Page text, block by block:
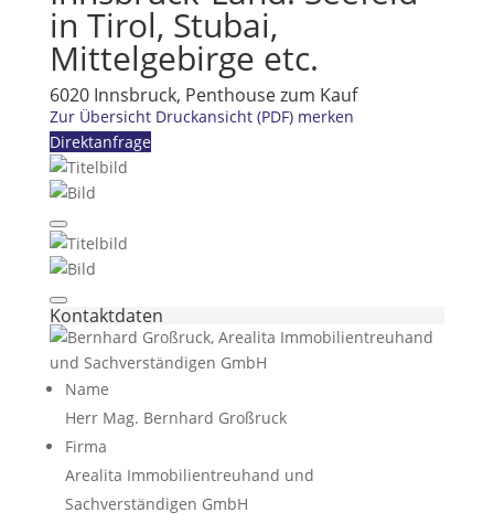
in Tirol, Stubai,
Mittelgebirge etc.
6020 Innsbruck, Penthouse zum Kauf
Zur Übersicht Druckansicht (PDF) merken
Direktanfrage
Kontaktdaten
Name
Herr Mag. Bernhard Großruck
Firma
Arealita Immobilientreuhand und
Sachverständigen GmbH